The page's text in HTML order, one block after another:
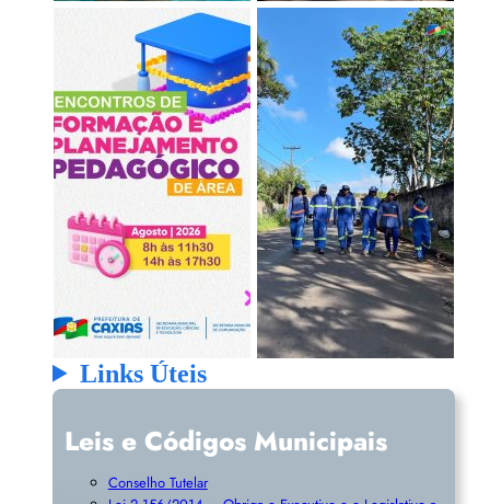
Links Úteis
Leis e Códigos Municipais
Conselho Tutelar